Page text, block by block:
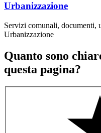
Urbanizzazione
Servizi comunali, documenti,
Urbanizzazione
Quanto sono
questa pagina?